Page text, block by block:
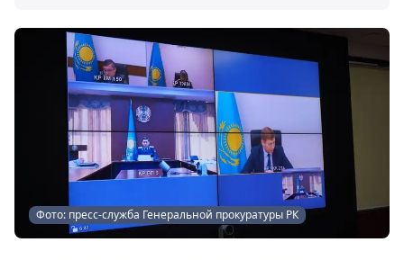
Фото: пресс-служба Генеральной прокуратуры РК